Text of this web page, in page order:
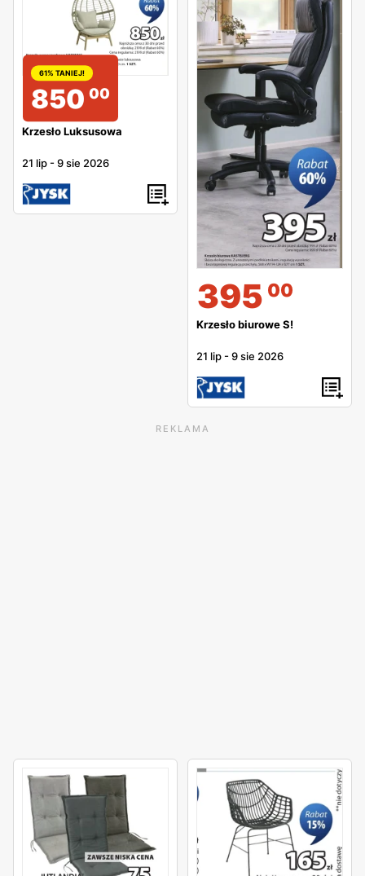
61% TANIEJ!
850 00
Krzesło Luksusowa
21 lip -9 sie 2026
395 00
Krzesło biurowe S!
21 lip -9 sie 2026
REKLAMA